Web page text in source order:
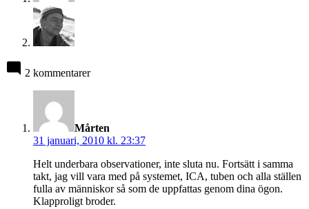
2 kommentarer
Mårten
31 januari, 2010 kl. 23:37
Helt underbara observationer, inte sluta nu. Fortsätt i samma
takt, jag vill vara med på systemet, ICA, tuben och alla ställen
fulla av människor så som de uppfattas genom dina ögon.
Klapproligt broder.